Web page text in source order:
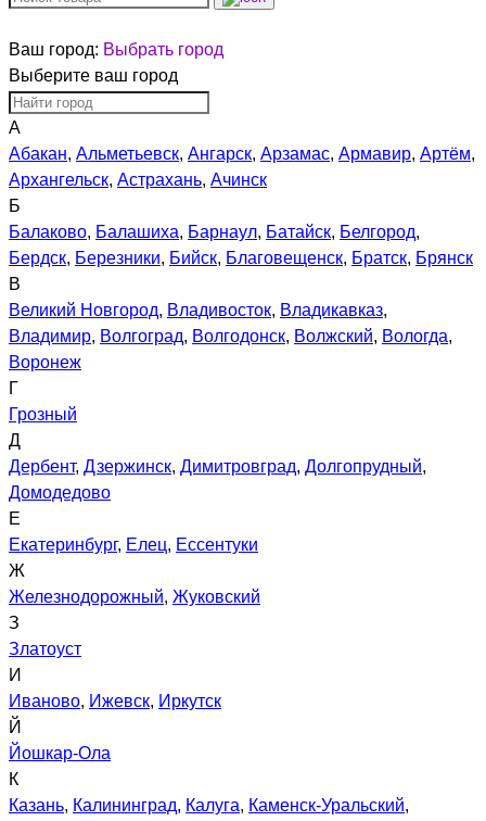
Ваш город: Выбрать город
Выберите ваш город
А
Абакан, Альметьевск, Ангарск, Арзамас, Армавир, Артём,
Архангельск, Астрахань, Ачинск
Б
Балаково, Балашиха, Барнаул, Батайск, Белгород,
Бердск, Березники, Бийск, Благовещенск, Братск, Брянск
В
Великий Новгород, Владивосток, Владикавказ,
Владимир, Волгоград, Волгодонск, Волжский, Вологда,
Воронеж
Г
Грозный
Д
Дербент, Дзержинск, Димитровград, Долгопрудный,
Домодедово
Е
Екатеринбург, Елец, Ессентуки
Ж
Железнодорожный, Жуковский
З
Златоуст
И
Иваново, Ижевск, Иркутск
Й
Йошкар-Ола
К
Казань, Калининград, Калуга, Каменск-Уральский,